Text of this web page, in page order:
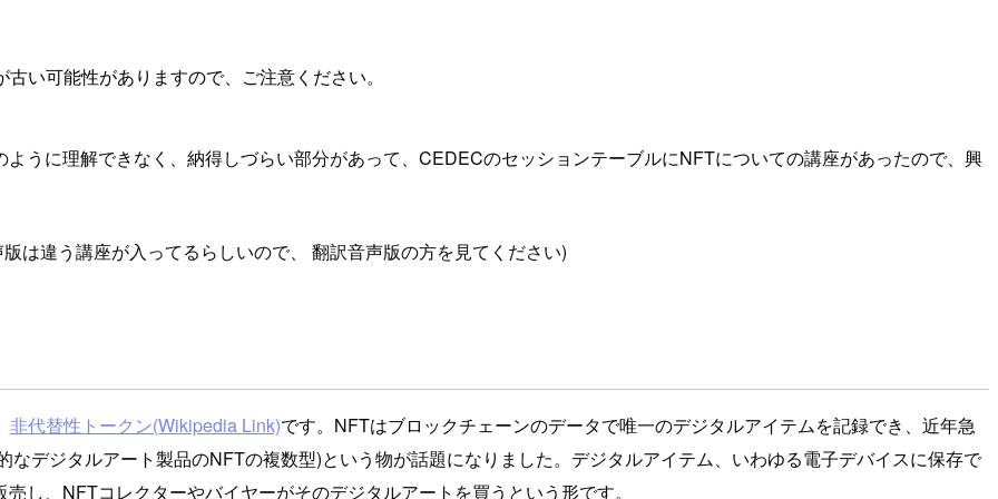
い可能性がありますので、ご注意ください。
うに理解できなく、納得しづらい部分があって、CEDECのセッションテーブルにNFTについての講座があったので、興
は違う講座が入ってるらしいので、 翻訳音声版の方を見てください)
非代替性トークン(Wikipedia Link)です。NFTはブロックチェーンのデータで唯一のデジタルアイテムを記録でき、近年急
デジタルアート製品のNFTの複数型)という物が話題になりました。デジタルアイテム、いわゆる電子デバイスに保存で
し、NFTコレクターやバイヤーがそのデジタルアートを買うという形です。